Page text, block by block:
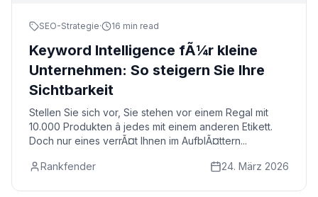
SEO-Strategie· 16 min read
Keyword Intelligence fÃ¼r kleine
Unternehmen: So steigern Sie Ihre
Sichtbarkeit
Stellen Sie sich vor, Sie stehen vor einem Regal mit
10.000 Produkten â jedes mit einem anderen Etikett.
Doch nur eines verrÃ¤t Ihnen im AufblÃ¤ttern...
Rankfender 24. März 2026